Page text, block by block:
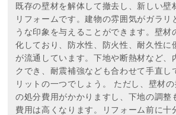
既存の壁材を解体して撤去し、新しい壁
リフォームです。建物の雰囲気がガラリ
うな印象を与えることができます。壁材
化しており、防水性、防火性、耐久性に
が流通しています。下地や断熱材など、
クでき、耐震補強なども合わせて手直し
リットの一つでしょう。 ただし、壁材
の処分費用がかかりますし、下地の調整
費用は高くなります。リフォーム前に十